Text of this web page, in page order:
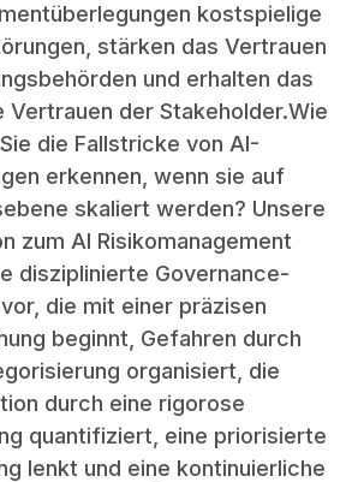
kostspielige
stärken das Vertrauen
und erhalten das
der Stakeholder.Wie
die Fallstricke von AI-
erkennen, wenn sie auf
skaliert werden? Unsere
zum AI Risikomanagement
disziplinierte Governance-
die mit einer präzisen
beginnt, Gefahren durch
organisiert, die
durch eine rigorose
quantifiziert, eine priorisierte
lenkt und eine kontinuierliche